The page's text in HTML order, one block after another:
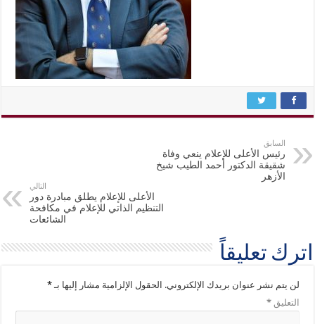
السابق
رئيس الأعلى للإعلام ينعي وفاة
شقيقة الدكتور أحمد الطيب شيخ
الأزهر
التالي
الأعلى للإعلام يطلق مبادرة دور
التنظيم الذاتي للإعلام في مكافحة
الشائعات
اترك تعليقاً
لن يتم نشر عنوان بريدك الإلكتروني. الحقول الإلزامية مشار إليها بـ*
التعليق*